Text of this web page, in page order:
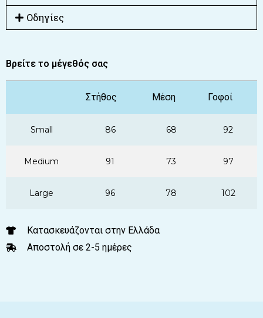
Οδηγίες
Βρείτε το μέγεθός σας
Στήθος Μέση Γοφοί
Small 86 68 92
Medium 91 73 97
Large 96 78 102
Κατασκευάζονται στην Ελλάδα
Αποστολή σε 2-5 ημέρες